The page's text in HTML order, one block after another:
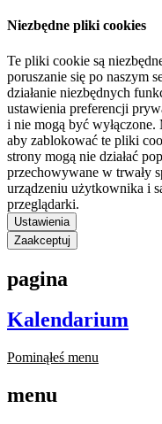
Niezbędne pliki cookies
Te pliki cookie są
poruszanie się po naszym
działanie niezbędnych
ustawienia preferencji
i nie mogą być
aby zablokować te pliki
strony mogą nie działać
przechowywane w trwały
urządzeniu użytkownika i
przeglądarki.
Ustawienia
Zaakceptuj
pagina
Kalendarium
Pominąłeś menu
menu